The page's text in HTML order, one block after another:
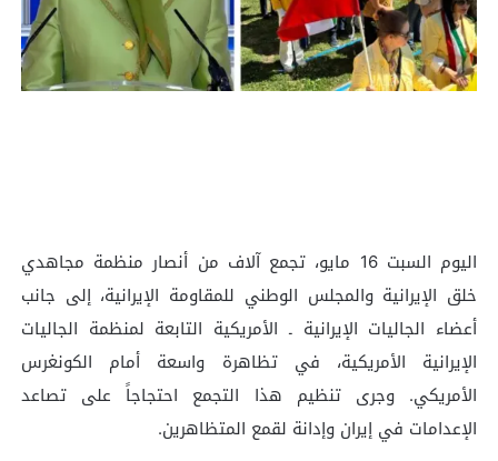
اليوم السبت 16 مايو، تجمع آلاف من أنصار منظمة مجاهدي
خلق الإيرانية والمجلس الوطني للمقاومة الإيرانية، إلى جانب
أعضاء الجاليات الإيرانية ـ الأمريكية التابعة لمنظمة الجاليات
الإيرانية الأمريكية، في تظاهرة واسعة أمام الكونغرس
الأمريكي. وجرى تنظيم هذا التجمع احتجاجاً على تصاعد
الإعدامات في إيران وإدانة لقمع المتظاهرين.